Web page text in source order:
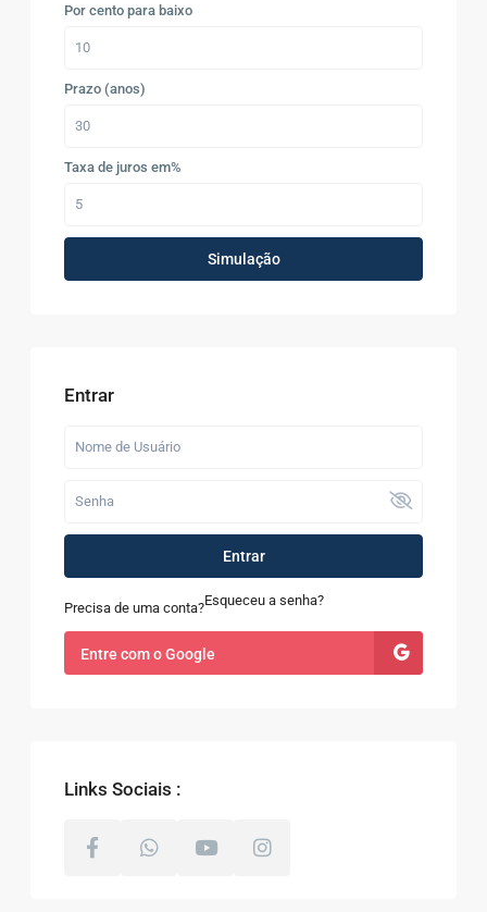
Por cento para baixo
Prazo (anos)
Taxa de juros em%
Simulação
Entrar
Entrar
Precisa de uma conta?Esqueceu a senha?
Entre com o Google
Links Sociais :